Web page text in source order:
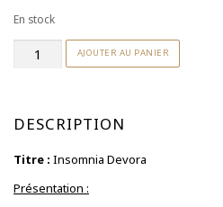
En stock
quantité
AJOUTER AU PANIER
DESCRIPTION
Titre : Insomnia Devora
Présentation :